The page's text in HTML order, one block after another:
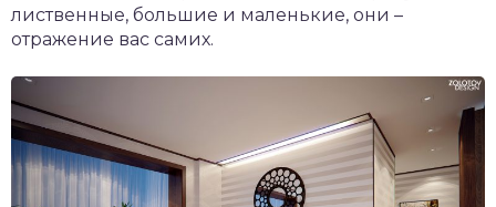
лиственные, большие и маленькие, они –
отражение вас самих.